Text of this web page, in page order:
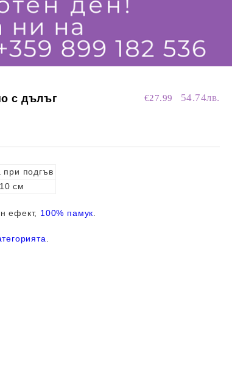
с дълъг
€27.99 54.74лв.
подгъв
см
ефект, 100% памук